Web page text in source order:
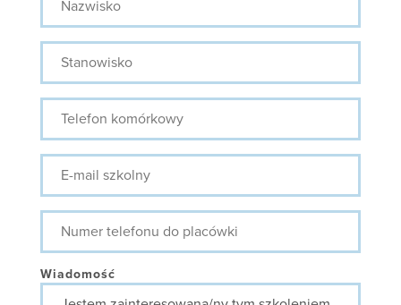
Stanowisko
Telefon
komórkowy
E-
mail
szkolny
Numer
telefonu
do
Wiadomość